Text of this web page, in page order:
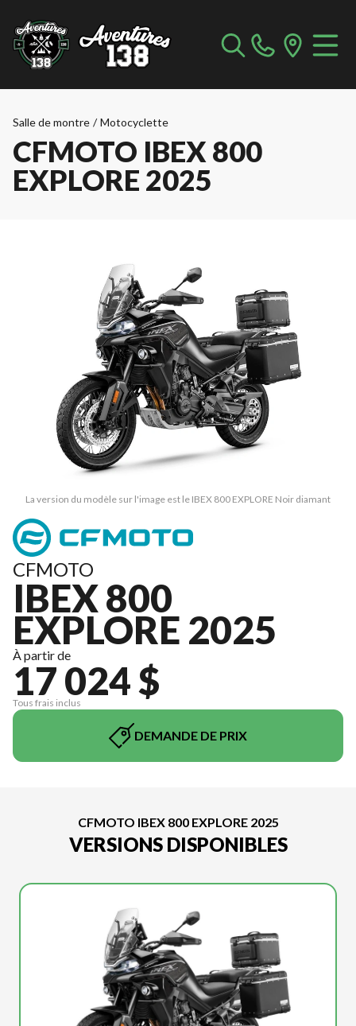
Salle de montre / Motocyclette
CFMOTO IBEX 800
EXPLORE 2025
La version du modèle sur l'image est le IBEX 800 EXPLORE Noir diamant
CFMOTO
IBEX 800
EXPLORE 2025
À partir de
17 024 $
Tous frais inclus
DEMANDE DE PRIX
CFMOTO IBEX 800 EXPLORE 2025
VERSIONS DISPONIBLES